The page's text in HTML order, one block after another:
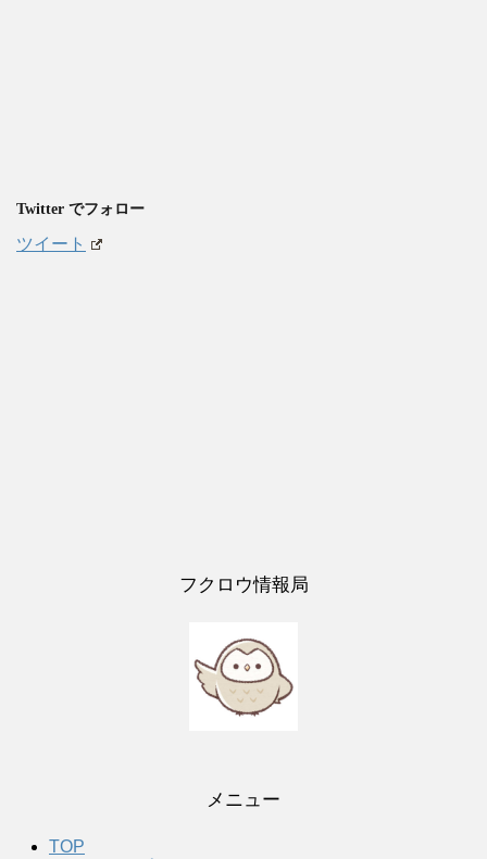
Twitter でフォロー
ツイート
フクロウ情報局
メニュー
TOP